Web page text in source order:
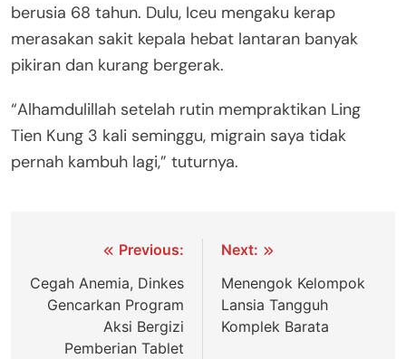
berusia 68 tahun. Dulu, Iceu mengaku kerap
merasakan sakit kepala hebat lantaran banyak
pikiran dan kurang bergerak.
“Alhamdulillah setelah rutin mempraktikan Ling
Tien Kung 3 kali seminggu, migrain saya tidak
pernah kambuh lagi,” tuturnya.
Navigasi
pos
Previous:
Cegah Anemia, Dinkes
Gencarkan Program
Aksi Bergizi
Pemberian Tablet
Next:
Menengok Kelompok
Lansia Tangguh
Komplek Barata